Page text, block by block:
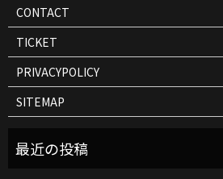
CONTACT
TICKET
PRIVACYPOLICY
SITEMAP